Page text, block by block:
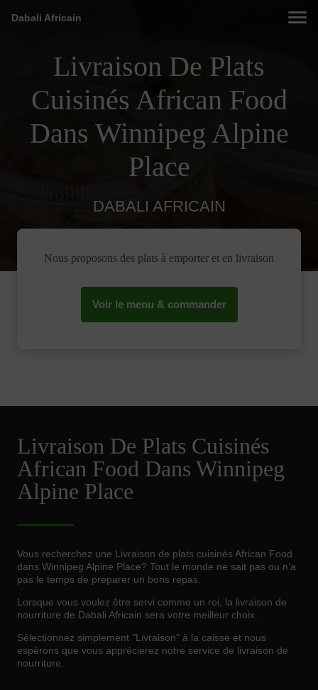
Dabali Africain
Livraison De Plats
Cuisinés African Food
Dans Winnipeg Alpine
Place
DABALI AFRICAIN
Nous proposons des plats à emporter et en livraison
Voir le menu & commander
Livraison De Plats Cuisinés
African Food Dans Winnipeg
Alpine Place
Vous recherchez une Livraison de plats cuisinés African Food
dans Winnipeg Alpine Place? Tout le monde ne sait pas ou n’a
pas le temps de preparer un bons repas.
Lorsque vous voulez être servi comme un roi, la livraison de
nourriture de Dabali Africain sera votre meilleur choix.
Sélectionnez simplement "Livraison" à la caisse et nous
espérons que vous apprécierez notre service de livraison de
nourriture.